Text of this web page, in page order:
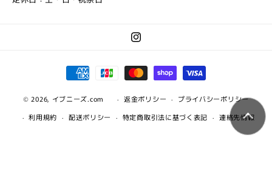
Instagram
決
済
方
法
© 2026, イブニーズ.com 返金ポリシー
プライバシーポリシー
利用規約
配送ポリシー 特定商取引法に基づく表記 連絡先情報